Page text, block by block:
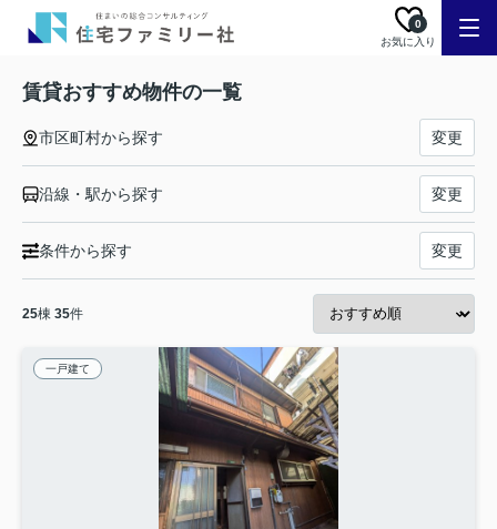
お気に入り
0
賃貸おすすめ物件の一覧
市区町村から探す 変更
沿線・駅から探す 変更
条件から探す 変更
25棟 35件
一戸建て